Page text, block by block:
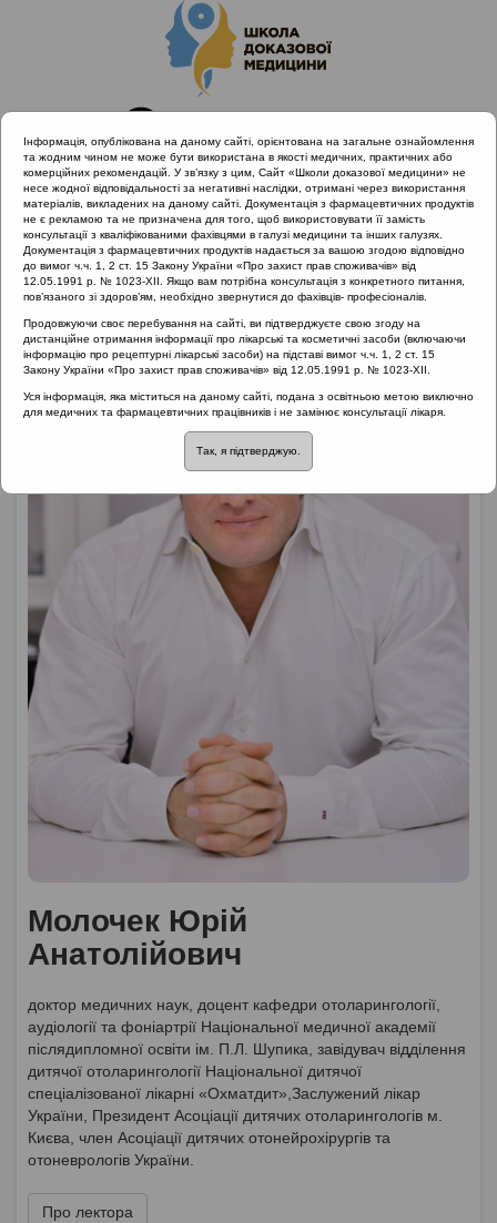
Головна Лектори Молочек Юрій Анатолійович
Молочек Юрій
Анатолійович
доктор медичних наук, доцент кафедри отоларингології,
аудіології та фоніартрії Національної медичної академії
післядипломної освіти ім. П.Л. Шупика, завідувач відділення
дитячої отоларингології Національної дитячої
спеціалізованої лікарні «Охматдит»,Заслужений лікар
України, Президент Асоціації дитячих отоларингологів м.
Києва, член Асоціації дитячих отонейрохірургів та
отоневрологів України.
Про лектора
Інформація, опублікована на даному сайті, орієнтована на загальне ознайомлення
та жодним чином не може бути використана в якості медичних, практичних або
комерційних рекомендацій. У зв’язку з цим, Сайт «Школи доказової медицини» не
несе жодної відповідальності за негативні наслідки, отримані через використання
матеріалів, викладених на даному сайті. Документація з фармацевтичних продуктів
не є рекламою та не призначена для того, щоб використовувати її замість
консультації з кваліфікованими фахівцями в галузі медицини та інших галузях.
Документація з фармацевтичних продуктів надається за вашою згодою відповідно
до вимог ч.ч. 1, 2 ст. 15 Закону України «Про захист прав споживачів» від
12.05.1991 р. № 1023-XII. Якщо вам потрібна консультація з конкретного питання,
пов’язаного зі здоров’ям, необхідно звернутися до фахівців- професіоналів.
Продовжуючи своє перебування на сайті, ви підтверджуєте свою згоду на
дистанційне отримання інформації про лікарські та косметичні засоби (включаючи
інформацію про рецептурні лікарські засоби) на підставі вимог ч.ч. 1, 2 ст. 15
Закону України «Про захист прав споживачів» від 12.05.1991 р. № 1023-XII.
Уся інформація, яка міститься на даному сайті, подана з освітньою метою виключно
для медичних та фармацевтичних працівників і не замінює консультації лікаря.
Так, я підтверджую.